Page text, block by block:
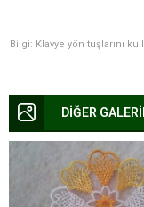
Bilgi: Klavye yön tuşlarını
DİĞER